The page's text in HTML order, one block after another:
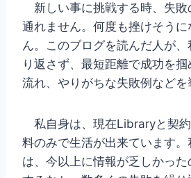
新しい事に挑戦する時、失敗
通れません。何度も挫けそう
ん。このブログを読んだ人が
り返さず、最短距離で成功を
流れ、やりがちな失敗例などを
私自身は、現在Libraryと契
料のみで生活が出来ています
は、今以上に情報が乏しかっ